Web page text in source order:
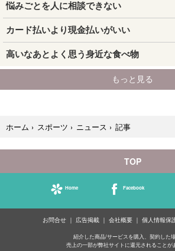
ホーム › スポーツ › ニュース › 記事
TOP
Home Facebook
お問合せ 広告掲載 会社概要 個人情報保
紹介した商品/サービスを購入、契約した場
売上の一部が弊社サイトに還元されることが